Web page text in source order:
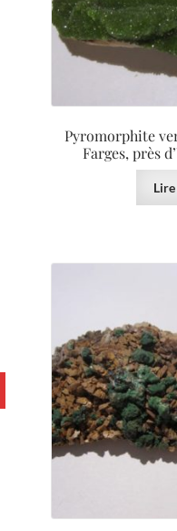
Pyromorphite
Farges, près